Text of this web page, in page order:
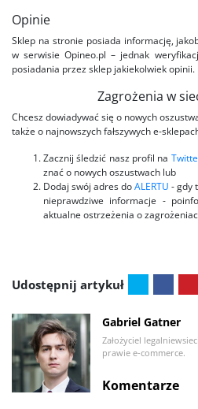
Opinie
Sklep na stronie posiada informację,
w serwisie Opineo.pl – jednak
posiadania przez sklep jakiekolwiek opinii.
Zagrożenia w
Chcesz dowiadywać się o nowych
także o najnowszych fałszywych e-
Zacznij śledzić nasz profil na
znać o nowych oszustwach lub
Dodaj swój adres doALERTU - gdy
nieprawdziwe informacje -
aktualne ostrzeżenia o
Udostępnij artykuł
Gabriel Gatner
Założyciel
prawie e-commerce.
Komentarze